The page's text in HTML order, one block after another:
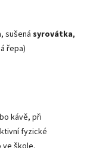
sušená syrovátka,
řepa)
kávě, při
fyzické